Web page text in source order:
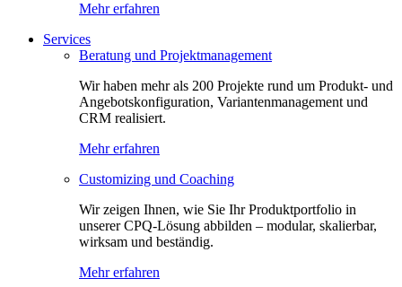
Mehr erfahren
Services
Beratung und Projektmanagement
Wir haben mehr als 200 Projekte rund um Produkt- und
Angebotskonfiguration, Variantenmanagement und
CRM realisiert.
Mehr erfahren
Customizing und Coaching
Wir zeigen Ihnen, wie Sie Ihr Produktportfolio in
unserer CPQ-Lösung abbilden – modular, skalierbar,
wirksam und beständig.
Mehr erfahren